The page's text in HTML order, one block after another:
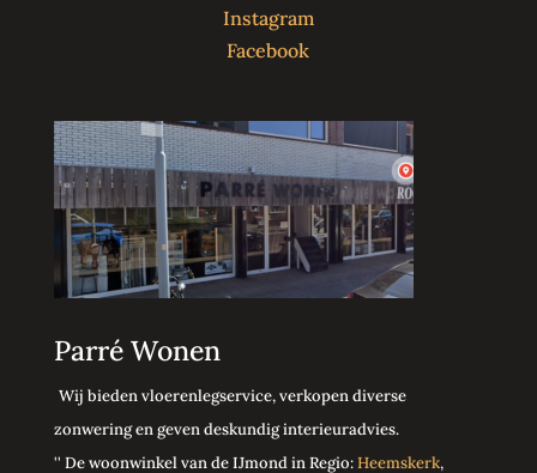
Instagram
Facebook
Parré Wonen
Wij bieden vloerenlegservice, verkopen diverse
zonwering en geven deskundig interieuradvies.
'' De woonwinkel van de IJmond in Regio:Heemskerk,